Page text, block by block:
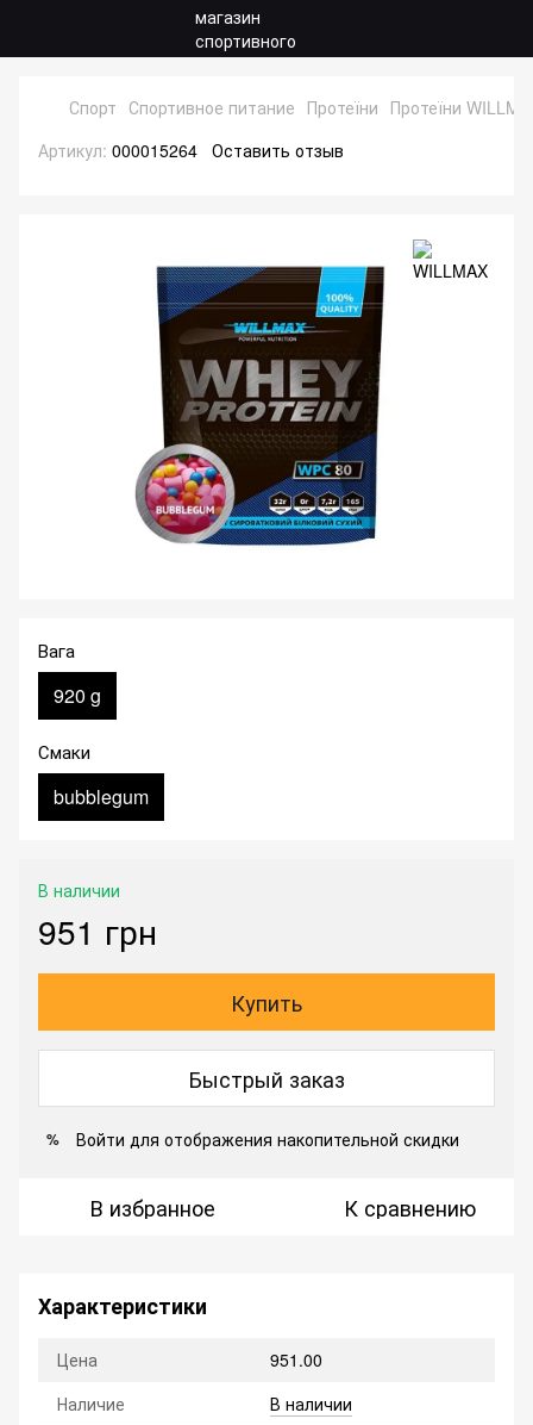
Спорт Спортивное питание Протеїни Протеїни
Артикул: 000015264 Оставить отзыв
Вага
920 g
Смаки
bubblegum
В наличии
951 грн
Купить
Быстрый заказ
% Войти для отображения накопительной скидки
В избранное К сравнению
Характеристики
Цена
951.00
Наличие
В наличии